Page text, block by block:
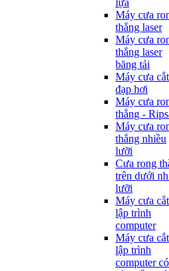
lựa
Máy cưa
thẳng laser
Máy cưa
thẳng laser
băng tải
Máy cưa cắt
đạp hơi
Máy cưa
thẳng -
Máy cưa
thẳng nhiều
lưỡi
Cưa rong
trên dưới
lưỡi
Máy cưa cắt
lập trình
computer
Máy cưa cắt
lập trình
computer có